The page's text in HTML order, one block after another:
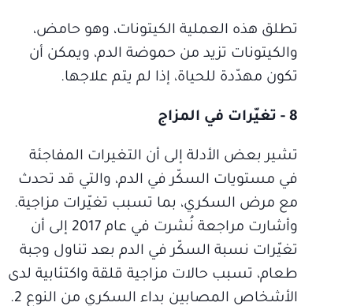
تطلق هذه العملية الكيتونات، وهو حامض،
والكيتونات تزيد من حموضة الدم، ويمكن أن
تكون مهدّدة للحياة، إذا لم يتم علاجها.
8 - تغيّرات في المزاج
تشير بعض الأدلة إلى أن التغيرات المفاجئة
في مستويات السكّر في الدم، والتي قد تحدث
مع مرض السكري، بما تسبب تغيّرات مزاجية.
وأشارت مراجعة نُشرت في عام 2017 إلى أن
تغيّرات نسبة السكّر في الدم بعد تناول وجبة
طعام، تسبب حالات مزاجية قلقة واكتئابية لدى
الأشخاص المصابين بداء السكري من النوع 2.